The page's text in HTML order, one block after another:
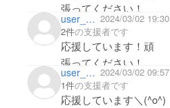
張ってください！
user_869ed0d4e534 2024/03/02 19:30
2件の支援者です
応援しています！頑
張ってください！
user_6e443c5c3834 2024/03/02 09:57
1件の支援者です
応援しています＼(^o^)